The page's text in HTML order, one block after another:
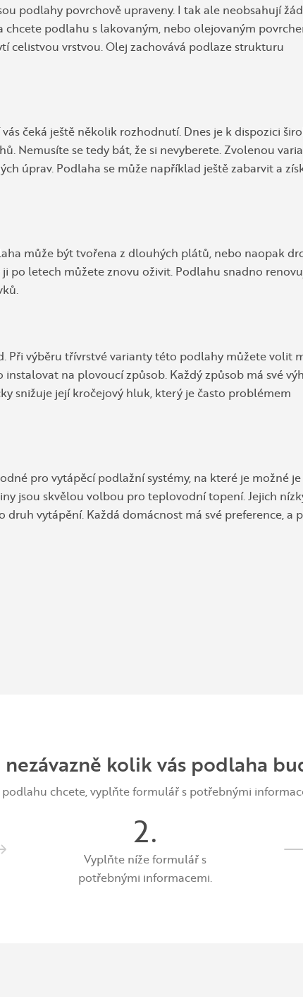
podlahy povrchově upraveny. I tak ale neobsahují
chcete podlahu s lakovaným, nebo olejovaným
celistvou vrstvou. Olej zachovává podlaze strukturu
čeká ještě několik rozhodnutí. Dnes je k dispozici
Nemusíte se tedy bát, že si nevyberete. Zvolenou
úprav. Podlaha se může například ještě zabarvit a
může být tvořena z dlouhých plátů, nebo naopak
po letech můžete znovu oživit. Podlahu snadno
Při výběru třívrstvé varianty této podlahy můžete volit
na plovoucí způsob. Každý způsob má své
snižuje její kročejový hluk, který je často problémem
pro vytápěcí podlažní systémy, na které je možné je
jsou skvělou volbou pro teplovodní topení. Jejich
vytápění. Každá domácnost má své preference, a
kolik vás podlaha
chcete, vyplňte formulář s potřebnými
2.
Vyplňte níže formulář s
potřebnými informacemi.